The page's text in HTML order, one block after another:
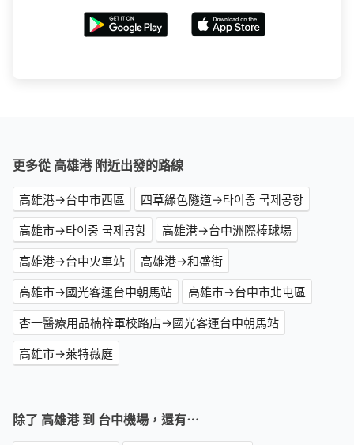
更多從 高雄港 附近出發的路線
高雄港→台中市西區
四草綠色隧道→타이중 국제공항
高雄市→타이중 국제공항
高雄港→台中洲際棒球場
高雄港→台中火車站
高雄港→和盛街
高雄市→國光客運台中朝馬站
高雄市→台中市北屯區
杏一醫療用品楠梓軍校路店→國光客運台中朝馬站
高雄市→萊特薇庭
除了 高雄港 到 台中機場，還有⋯